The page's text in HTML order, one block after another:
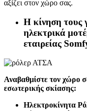
αξίζει στον χώρο σας.
Η κίνηση τους
ηλεκτρικά
εταιρείας
Αναβαθμίστε τον χώρο
εσωτερικής σκίασης:
Ηλεκτροκίνητα